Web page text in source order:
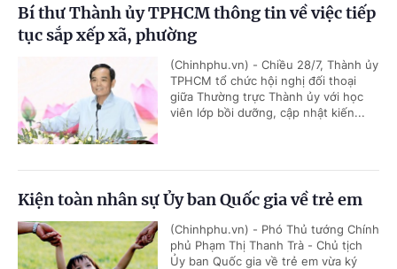
Bí thư Thành ủy TPHCM thông tin về việc tiếp
tục sắp xếp xã, phường
(Chinhphu.vn) - Chiều 28/7, Thành ủy
TPHCM tổ chức hội nghị đối thoại
giữa Thường trực Thành ủy với học
viên lớp bồi dưỡng, cập nhật kiến...
Kiện toàn nhân sự Ủy ban Quốc gia về trẻ em
(Chinhphu.vn) - Phó Thủ tướng Chính
phủ Phạm Thị Thanh Trà - Chủ tịch
Ủy ban Quốc gia về trẻ em vừa ký